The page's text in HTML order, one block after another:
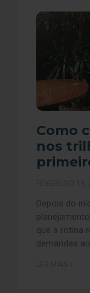
Como
nos
Depois do
que a rotina
demandas